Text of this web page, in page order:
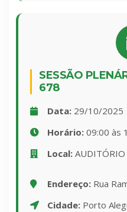
SESSÃO
678
Data: 29/10/2025
Horário: 09:00 às
Local: AUDITÓRIO
Endereço: Rua
Cidade: Porto